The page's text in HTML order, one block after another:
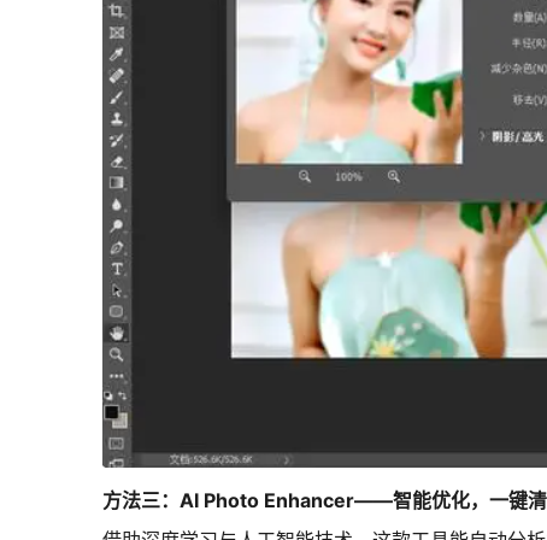
方法三：AI Photo Enhancer——智能优化，一键